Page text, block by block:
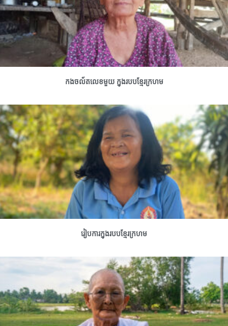
កងចល័តលេខមួយ ក្នុងរបបខ្មែរក្រហម
រៀបការក្នុងរបបខ្មែរក្រហម